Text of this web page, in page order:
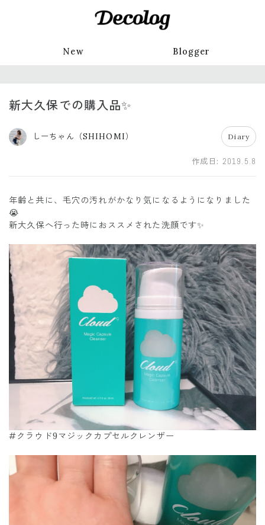
New Blogger
新大久保での購入品✨
しーちゃん（SHIHOMI） Diary
作成日: 2019.5.8
年齢と共に、毛穴の汚れがかなり気になるようになりました
😭
新大久保へ行った時におススメされた洗顔です✨
#クラウド9マジックカプセルクレンザー